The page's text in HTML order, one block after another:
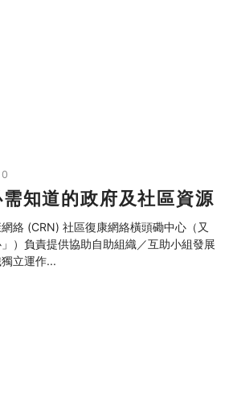
知道的政府及社區資源
絡 (CRN) 社區復康網絡橫頭磡中心（又
）負責提供協助自助組織／互助小組發展
立運作...